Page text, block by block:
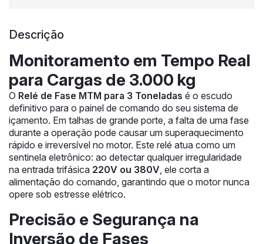
Descrição
Monitoramento em Tempo Real
para Cargas de 3.000 kg
O Relé de Fase MTM para 3 Toneladas é o escudo
definitivo para o painel de comando do seu sistema de
içamento. Em talhas de grande porte, a falta de uma fase
durante a operação pode causar um superaquecimento
rápido e irreversível no motor. Este relé atua como um
sentinela eletrônico: ao detectar qualquer irregularidade
na entrada trifásica 220V ou 380V , ele corta a
alimentação do comando, garantindo que o motor nunca
opere sob estresse elétrico.
Precisão e Segurança na
Inversão de Fases